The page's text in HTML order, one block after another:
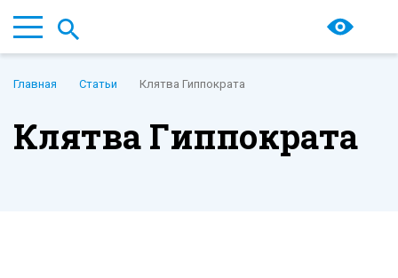
Главная Статьи Клятва Гиппократа
Клятва Гиппократа